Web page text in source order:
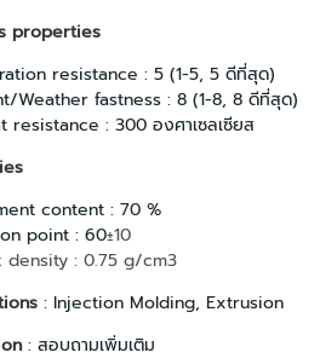
properties
resistance : 5 (1-5, 5 ดีที่สุด)
Weather fastness : 8 (1-8, 8 ดีที่สุด)
resistance : 300 องศาเซลเซียส
content : 70 %
point : 60±10
density : 0.75 g/cm3
: Injection Molding, Extrusion
: สอบถามเพิ่มเติม